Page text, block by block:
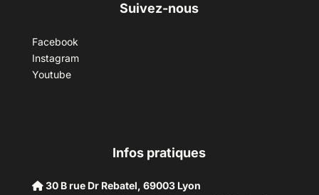
Suivez-nous
Facebook
Instagram
Youtube
Infos pratiques
30 B rue Dr Rebatel, 69003 Lyon